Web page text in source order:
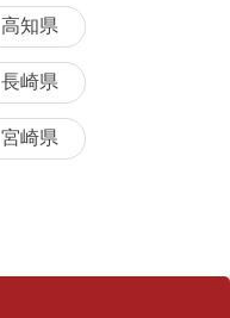
高知県
長崎県
宮崎県